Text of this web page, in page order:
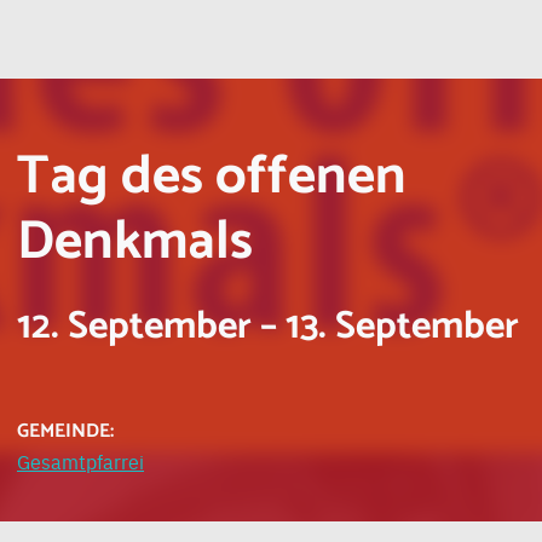
Tag des offenen
Denkmals
12. September–13. September
GEMEINDE:
Gesamtpfarrei